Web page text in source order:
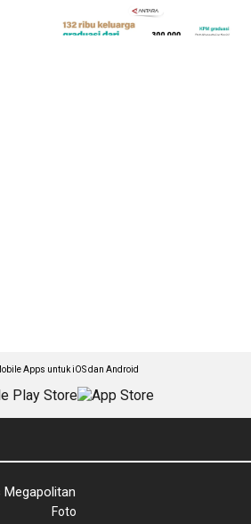
Apps untuk iOS dan Android
Megapolitan
Foto